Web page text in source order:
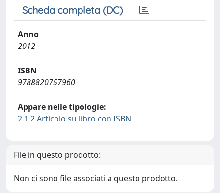
Scheda completa (DC)
Anno
2012
ISBN
9788820757960
Appare nelle tipologie:
2.1.2 Articolo su libro con ISBN
File in questo prodotto:
Non ci sono file associati a questo prodotto.